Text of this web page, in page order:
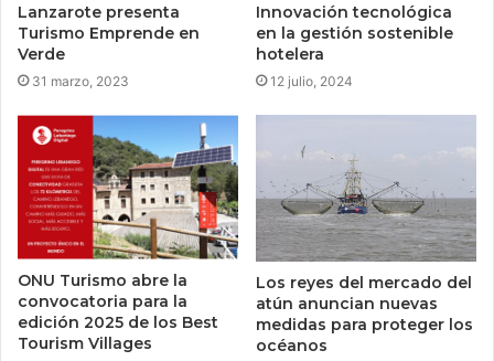
Lanzarote presenta
Turismo Emprende en
Verde
31 marzo, 2023
Innovación tecnológica
en la gestión sostenible
hotelera
12 julio, 2024
ONU Turismo abre la
convocatoria para la
edición 2025 de los Best
Tourism Villages
Los reyes del mercado del
atún anuncian nuevas
medidas para proteger los
océanos